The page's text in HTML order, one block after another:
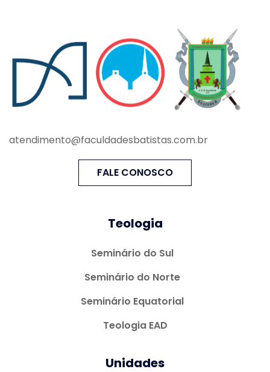
atendimento@faculdadesbatistas.com.br
FALE CONOSCO
Teologia
Seminário do Sul
Seminário do Norte
Seminário Equatorial
Teologia EAD
Unidades